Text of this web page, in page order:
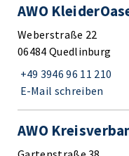
AWO
Weberstraße 22
06484 Quedlinburg
+49 3946 96 11 210
E-Mail schreiben
AWO